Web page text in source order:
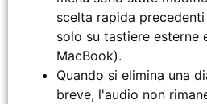
scelta rapida
solo su tastiere esterne
MacBook).
Quando si elimina una
breve, l'audio non